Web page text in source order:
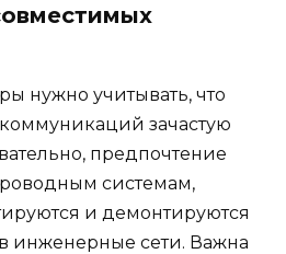
нужно учитывать, что
зачастую
предпочтение
системам,
и демонтируются
инженерные сети. Важна